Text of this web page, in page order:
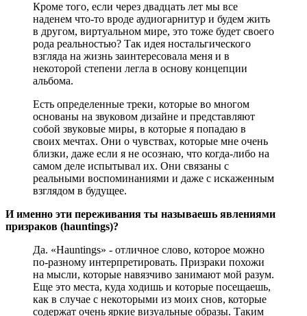
Кроме того, если через двадцать лет мы все
наденем что-то вроде аудиогарнитур и будем жить
в другом, виртуальном мире, это тоже будет своего
рода реальностью? Так идея ностальгического
взгляда на жизнь заинтересовала меня и в
некоторой степени легла в основу концепции
альбома.
Есть определенные треки, которые во многом
основаны на звуковом дизайне и представляют
собой звуковые миры, в которые я попадаю в
своих мечтах. Они о чувствах, которые мне очень
близки, даже если я не осознаю, что когда-либо на
самом деле испытывал их. Они связаны с
реальными воспоминаниями и даже с искаженным
взглядом в будущее.
И именно эти переживания ты называешь явлениями
призраков (hauntings)?
Да. «Hauntings» - отличное слово, которое можно
по-разному интерпретировать. Призраки похожи
на мысли, которые навязчиво занимают мой разум.
Еще это места, куда ходишь и которые посещаешь,
как в случае с некоторыми из моих снов, которые
содержат очень яркие визуальные образы. Таким